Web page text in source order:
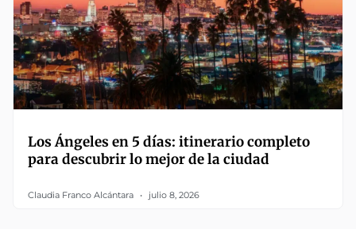
Los Ángeles en 5 días: itinerario completo
para descubrir lo mejor de la ciudad
Claudia Franco Alcántara julio 8, 2026